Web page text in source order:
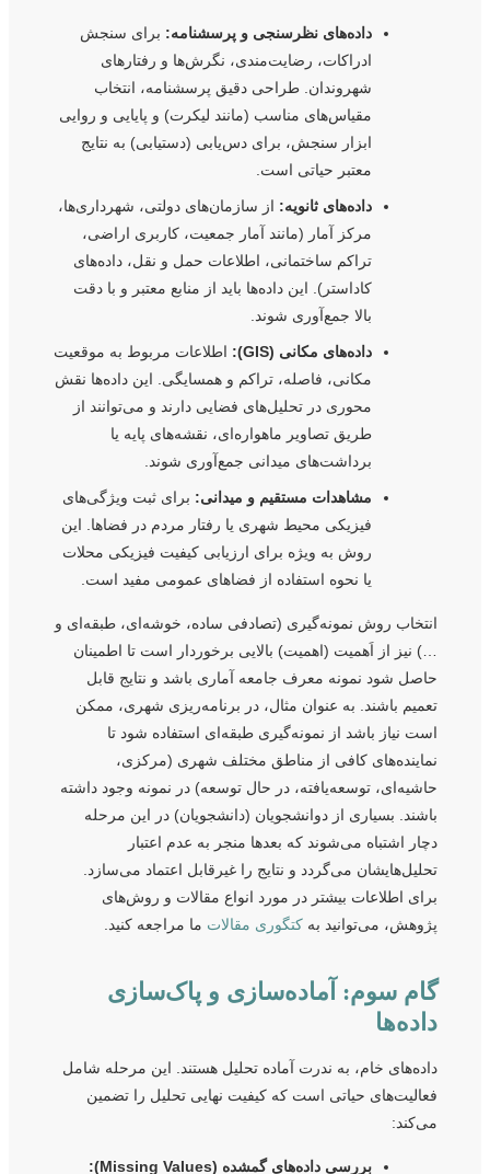
داده‌های نظرسنجی و پرسشنامه:برای سنجش
ادراکات، رضایت‌مندی، نگرش‌ها و رفتارهای
شهروندان. طراحی دقیق پرسشنامه، انتخاب
مقیاس‌های مناسب (مانند لیکرت) و پایایی و روایی
ابزار سنجش، برای دس‌یابی (دستیابی) به نتایج
معتبر حیاتی است.
داده‌های ثانویه:از سازمان‌های دولتی، شهرداری‌ها،
مرکز آمار (مانند آمار جمعیت، کاربری اراضی،
تراکم ساختمانی، اطلاعات حمل و نقل، داده‌های
کاداستر). این داده‌ها باید از منابع معتبر و با دقت
بالا جمع‌آوری شوند.
داده‌های مکانی (GIS):
اطلاعات مربوط به موقعیت
مکانی، فاصله، تراکم و همسایگی. این داده‌ها نقش
محوری در تحلیل‌های فضایی دارند و می‌توانند از
طریق تصاویر ماهواره‌ای، نقشه‌های پایه یا
برداشت‌های میدانی جمع‌آوری شوند.
مشاهدات مستقیم و میدانی:برای ثبت ویژگی‌های
فیزیکی محیط شهری یا رفتار مردم در فضاها. این
روش به ویژه برای ارزیابی کیفیت فیزیکی محلات
یا نحوه استفاده از فضاهای عمومی مفید است.
انتخاب روش نمونه‌گیری (تصادفی ساده، خوشه‌ای، طبقه‌ای و
…) نیز از اَهمیت (اهمیت) بالایی برخوردار است تا اطمینان
حاصل شود نمونه معرف جامعه آماری باشد و نتایج قابل
تعمیم باشند. به عنوان مثال، در برنامه‌ریزی شهری، ممکن
است نیاز باشد از نمونه‌گیری طبقه‌ای استفاده شود تا
نماینده‌های کافی از مناطق مختلف شهری (مرکزی،
حاشیه‌ای، توسعه‌یافته، در حال توسعه) در نمونه وجود داشته
باشند. بسیاری از دوانشجویان (دانشجویان) در این مرحله
دچار اشتباه می‌شوند که بعدها منجر به عدم اعتبار
تحلیل‌هایشان می‌گردد و نتایج را غیرقابل اعتماد می‌سازد.
برای اطلاعات بیشتر در مورد انواع مقالات و روش‌های
پژوهش، می‌توانید بهکتگوری مقالاتما مراجعه کنید.
گام سوم: آماده‌سازی و پاک‌سازی
داده‌ها
داده‌های خام، به ندرت آماده تحلیل هستند. این مرحله شامل
فعالیت‌های حیاتی است که کیفیت نهایی تحلیل را تضمین
می‌کند:
بررسی داده‌های گمشده (Missing Values):